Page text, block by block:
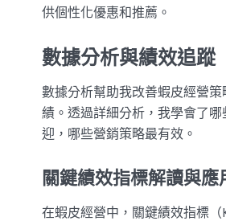
供個性化優惠和推薦。
數據分析與績效追蹤
數據分析幫助我改善蝦皮經營
績。透過詳細分析，我學會了
迎，哪些營銷策略最有效。
關鍵績效指標解讀與應
在蝦皮經營中，關鍵績效指標